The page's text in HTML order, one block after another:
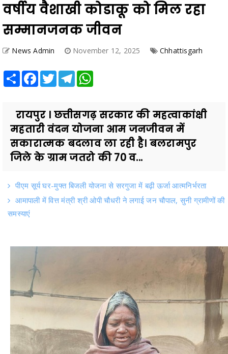
वर्षीय वैशाखी कोडाकू को मिल रहा
सम्मानजनक जीवन
News Admin November 12, 2025 Chhattisgarh
Share Facebook
TwitterTelegram
रायपुर । छत्तीसगढ़ सरकार की महत्वाकांक्षी
महतारी वंदन योजना आम जनजीवन में
सकारात्मक बदलाव ला रही है। बलरामपुर
जिले के ग्राम जतरो की 70 व...
पीएम सूर्य घर-मुफ्त बिजली योजना से सरगुजा में बढ़ी ऊर्जा आत्मनिर्भरता
आमापाली में वित्त मंत्री श्री ओपी चौधरी ने लगाई जन चौपाल, सुनी ग्रामीणों की
समस्याएं